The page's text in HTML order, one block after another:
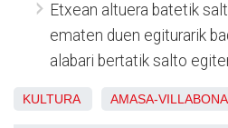
Etxean altuera batetik
ematen duen egiturarik
alabari bertatik salto
KULTURA AMASA-VILLABONA